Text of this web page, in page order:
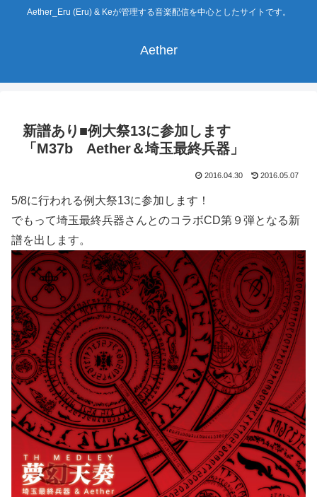
Aether_Eru (Eru) & Keが管理する音楽配信を中心としたサイトです。
Aether
新譜あり■例大祭13に参加します
「M37b Aether＆埼玉最終兵器」
2016.04.30 2016.05.07
5/8に行われる例大祭13に参加します！
でもって埼玉最終兵器さんとのコラボCD第９弾となる新
譜を出します。